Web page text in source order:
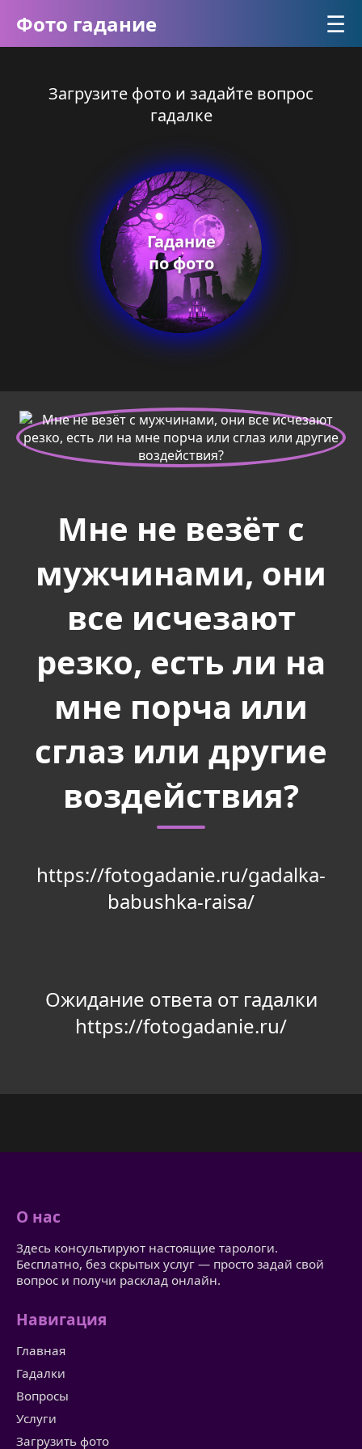
Фото гадание ☰
Загрузите фото и задайте вопрос
гадалке
Гадание
по фото
Мне не везёт с
мужчинами, они
все исчезают
резко, есть ли на
мне порча или
сглаз или другие
воздействия?
https://fotogadanie.ru/gadalka-
babushka-raisa/
Ожидание ответа от гадалки
https://fotogadanie.ru/
О нас
Здесь консультируют настоящие тарологи.
Бесплатно, без скрытых услуг — просто задай свой
вопрос и получи расклад онлайн.
Навигация
Главная
Гадалки
Вопросы
Услуги
Загрузить фото